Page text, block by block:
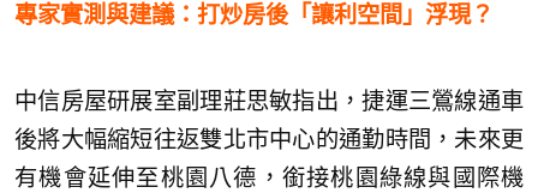
專家實測與建議：打炒房後「讓利空間」浮現？
中信房屋研展室副理莊思敏指出，捷運三鶯線通車
後將大幅縮短往返雙北市中心的通勤時間，未來更
有機會延伸至桃園八德，銜接桃園綠線與國際機